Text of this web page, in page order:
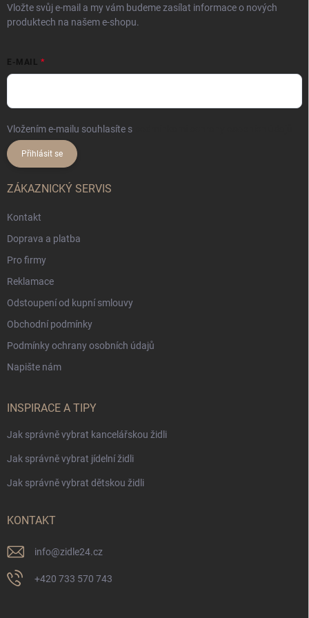
Vložte svůj e-mail a my vám budeme zasílat informace o nových
produktech na našem e-shopu.
E-MAIL
Vložením e-mailu souhlasíte s
Přihlásit se
ZÁKAZNICKÝ SERVIS
Kontakt
Doprava a platba
Pro firmy
Reklamace
Odstoupení od kupní smlouvy
Obchodní podmínky
Podmínky ochrany osobních údajů
Napište nám
INSPIRACE A TIPY
Jak správně vybrat kancelářskou židli
Jak správně vybrat jídelní židli
Jak správně vybrat dětskou židli
KONTAKT
info@zidle24.cz
+420 733 570 743